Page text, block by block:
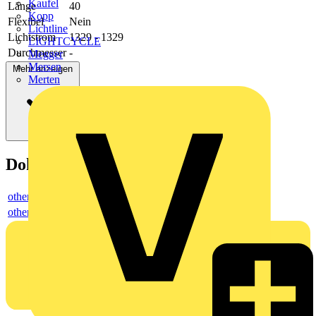
Kaufel
Kopp
Lichtline
LIGHTCYCLE
Megger
Mersen
Merten
Länge
40
Flexibel
Nein
Lichtstrom
1329 - 1329
Durchmesser -
Mehr anzeigen
Dokumente
others
others